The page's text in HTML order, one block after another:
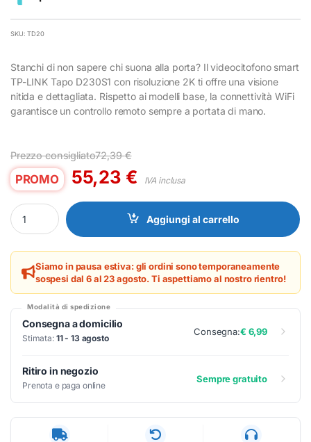
SKU: TD20
Stanchi di non sapere chi suona alla porta? Il videocitofono smart
TP-LINK Tapo D230S1 con risoluzione 2K ti offre una visione
nitida e dettagliata. Rispetto ai modelli base, la connettività WiFi
garantisce un controllo remoto sempre a portata di mano.
Prezzo consigliato72,39€
PROMO 55,23 € IVA inclusa
Videocitofono Smart TP-LINK Tapo D230S1 Nero WiFi 2K
Aggiungi al carrello
Siamo in pausa estiva: gli ordini sono temporaneamente
sospesi dal 6 al 23 agosto. Ti aspettiamo al nostro rientro!
Modalità di spedizione
Consegna a domicilio
Stimata: 11 - 13 agosto
Consegna:€ 6,99
Ritiro in negozio
Prenota e paga online
Sempre gratuito